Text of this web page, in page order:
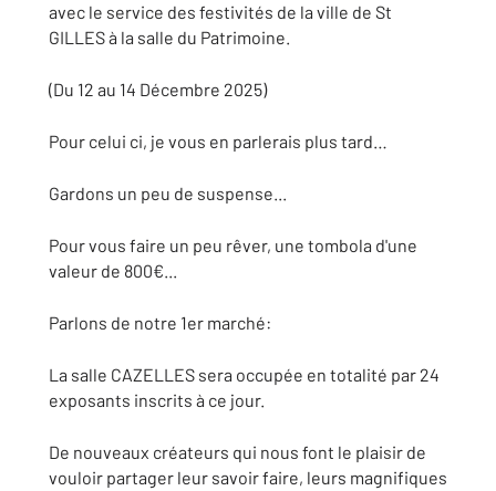
avec le service des festivités de la ville de St
GILLES à la salle du Patrimoine.
(Du 12 au 14 Décembre 2025)
Pour celui ci, je vous en parlerais plus tard…
Gardons un peu de suspense...
Pour vous faire un peu rêver, une tombola d'une
valeur de 800€...
Parlons de notre 1er marché:
La salle CAZELLES sera occupée en totalité par 24
exposants inscrits à ce jour.
De nouveaux créateurs qui nous font le plaisir de
vouloir partager leur savoir faire, leurs magnifiques